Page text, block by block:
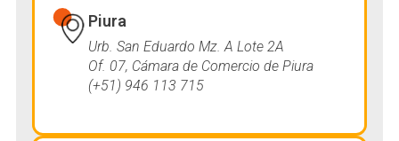
Piura
Urb. San Eduardo Mz. A Lote 2A
Of. 07, Cámara de Comercio de Piura
(+51) 946 113 715